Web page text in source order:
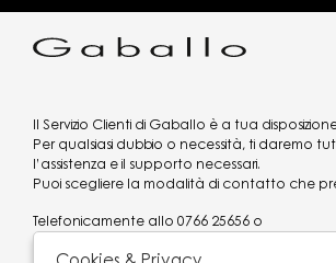
Il Servizio Clienti di Gaballo è a tua
Per qualsiasi dubbio o necessità, ti daremo
l’assistenza e il supporto necessari.
Puoi scegliere la modalità di contatto che
Telefonicamente allo 0766 25656 o